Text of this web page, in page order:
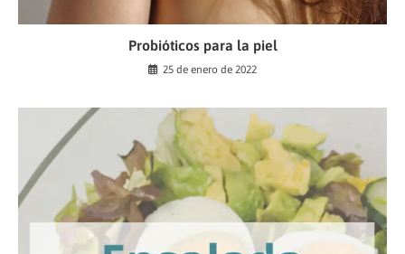
Probióticos para la piel
25 de enero de 2022